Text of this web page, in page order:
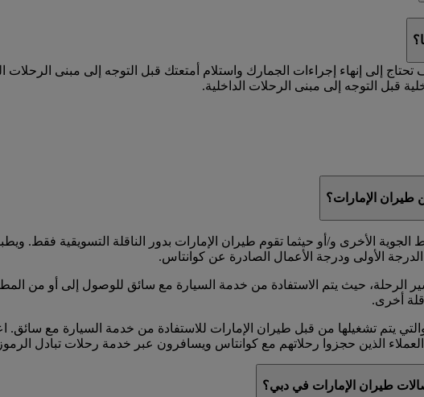
إلى إنهاء إجراءات الجمارك واستلام أمتعتك قبل التوجه إلى مبنى
قبل التوجه إلى مبنى الرحلات الداخلية.
الإمارات؟
الأخرى و/أو حيثما تقوم طيران الإمارات بدور الناقلة التسويقية فقط.
الأولى ودرجة الأعمال الصادرة عن كوانتاس.
الرحلة، حيث يتم الاستفادة من خدمة السيارة مع سائق للوصول إلى أو من
أخرى.
الذين حجزوا رحلاتهم مع كوانتاس ويسافرون عبر خدمة رحلات تبادل
طيران الإمارات في دبي؟